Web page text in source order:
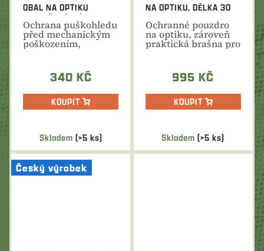
Skladem (>5 ks)
OBAL NA OPTIKU
VYZTUŽENÝ, DÉLKA 38
CM - ORANŽOVÝ
Ochrana puškohledu
před mechanickým
poškozením,
povětrnostními vlivy
340 KČ
KOUPIT
Skladem(>5 ks)
NA OPTIKU, DÉLKA 30
Ochranné pouzdro
na optiku, zároveň
praktická brašna pro
přenos drobného...
995 KČ
KOUPIT
Český výrobek